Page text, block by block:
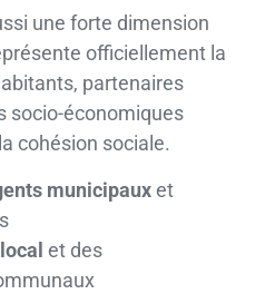
une forte dimension
officiellement la
partenaires
socio-économiques
cohésion sociale.
municipauxet
et des